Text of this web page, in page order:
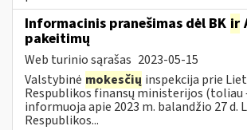
Informacinis pranešimas dėl BK ir
pakeitimų
Web turinio sąrašas 2023-05-15
Valstybinė mokesčių inspekcija prie
Respublikos finansų ministerijos (toliau
informuoja apie 2023 m. balandžio 27 d.
Respublikos...